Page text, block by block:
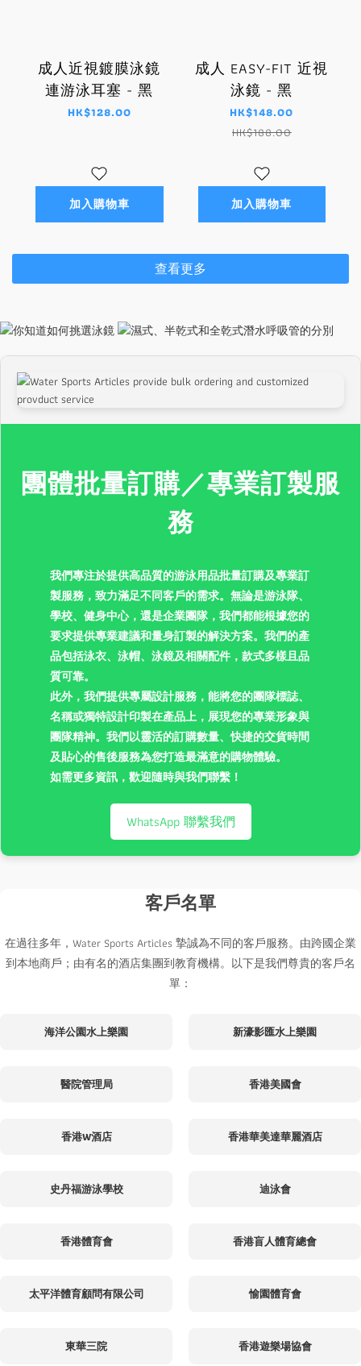
成人近視鍍膜泳鏡
連游泳耳塞 - 黑
HK$128.00
加入購物車
成人 EASY-FIT 近視
泳鏡 - 黑
HK$148.00
HK$188.00
加入購物車
查看更多
團體批量訂購／專業訂製服
務
我們專注於提供高品質的游泳用品批量訂購及專業訂
製服務，致力滿足不同客戶的需求。無論是游泳隊、
學校、健身中心，還是企業團隊，我們都能根據您的
要求提供專業建議和量身訂製的解決方案。我們的產
品包括泳衣、泳帽、泳鏡及相關配件，款式多樣且品
質可靠。
此外，我們提供專屬設計服務，能將您的團隊標誌、
名稱或獨特設計印製在產品上，展現您的專業形象與
團隊精神。我們以靈活的訂購數量、快捷的交貨時間
及貼心的售後服務為您打造最滿意的購物體驗。
如需更多資訊，歡迎隨時與我們聯繫！
WhatsApp 聯繫我們
客戶名單
在過往多年，Water Sports Articles 摯誠為不同的客戶服務。由跨國企業
到本地商戶；由有名的酒店集團到教育機構。以下是我們尊貴的客戶名
單：
海洋公園水上樂園 新濠影匯水上樂園
醫院管理局 香港美國會
香港W酒店 香港華美達華麗酒店
史丹福游泳學校 迪泳會
香港體育會 香港盲人體育總會
太平洋體育顧問有限公司 愉園體育會
東華三院 香港遊樂場協會